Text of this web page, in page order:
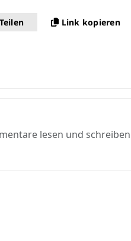
Teilen Link kopieren
lesen und